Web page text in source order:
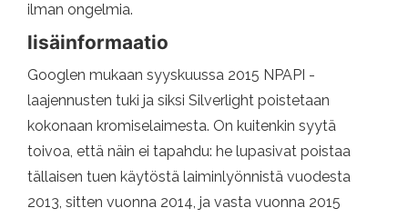
ilman ongelmia.
lisäinformaatio
Googlen mukaan syyskuussa 2015 NPAPI -
laajennusten tuki ja siksi Silverlight poistetaan
kokonaan kromiselaimesta. On kuitenkin syytä
toivoa, että näin ei tapahdu: he lupasivat poistaa
tällaisen tuen käytöstä laiminlyönnistä vuodesta
2013, sitten vuonna 2014, ja vasta vuonna 2015